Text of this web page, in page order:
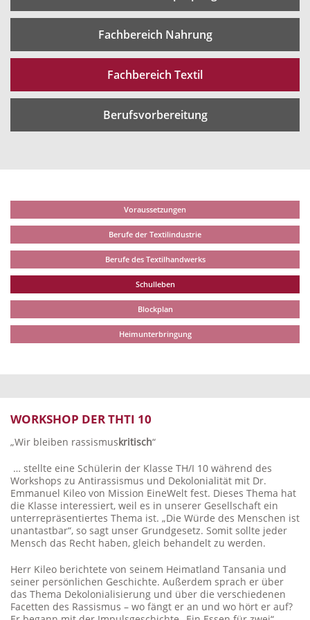
Fachbereich Nahrung
Fachbereich Textil
Berufsvorbereitung
Voraussetzungen
Berufe der Textilindustrie
Berufe des Textilhandwerks
Schulleben
Blockplan
Heimunterbringung
WORKSHOP DER THTI 10
„Wir bleiben rassismuskritisch“
… stellte eine Schülerin der Klasse TH/I 10 während des
Workshops zu Antirassismus und Dekolonialität mit Dr.
Emmanuel Kileo von Mission EineWelt fest. Dieses Thema hat
die Klasse interessiert, weil es in unserer Gesellschaft ein
unterrepräsentiertes Thema ist. „Die Würde des Menschen ist
unantastbar“, so sagt unser Grundgesetz. Somit sollte jeder
Mensch das Recht haben, gleich behandelt zu werden.
Herr Kileo berichtete von seinem Heimatland Tansania und
seiner persönlichen Geschichte. Außerdem sprach er über
das Thema Dekolonialisierung und über die verschiedenen
Facetten des Rassismus – wo fängt er an und wo hört er auf?